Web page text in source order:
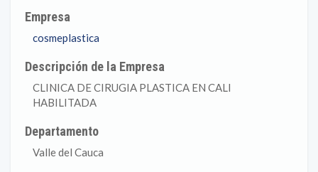
Empresa
cosmeplastica
Descripción de la Empresa
CLINICA DE CIRUGIA PLASTICA EN CALI
HABILITADA
Departamento
Valle del Cauca